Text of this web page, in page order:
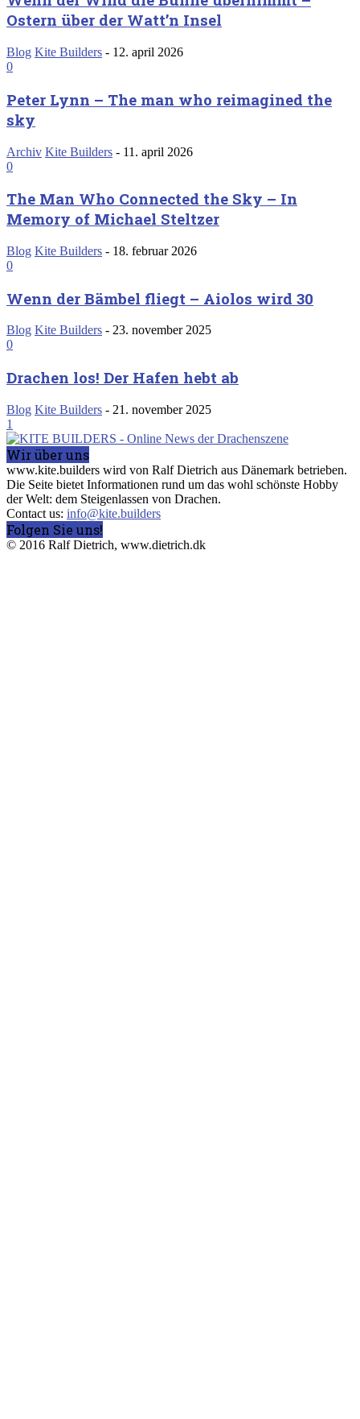
Ostern über der Watt’n Insel
Blog Kite Builders - 12. april 2026
0
Peter Lynn – The man who reimagined the
sky
Archiv Kite Builders - 11. april 2026
0
The Man Who Connected the Sky – In
Memory of Michael Steltzer
Blog Kite Builders - 18. februar 2026
0
Wenn der Bämbel fliegt – Aiolos wird 30
Blog Kite Builders - 23. november 2025
0
Drachen los! Der Hafen hebt ab
Blog Kite Builders - 21. november 2025
1
Wir über uns
www.kite.builders wird von Ralf Dietrich aus Dänemark betrieben.
Die Seite bietet Informationen rund um das wohl schönste Hobby
der Welt: dem Steigenlassen von Drachen.
Contact us: info@kite.builders
Folgen Sie uns!
© 2016 Ralf Dietrich, www.dietrich.dk